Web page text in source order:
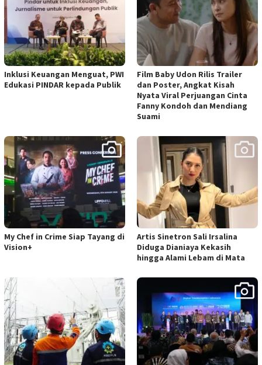
Inklusi Keuangan Menguat, PWI
Edukasi PINDAR kepada Publik
Film Baby Udon Rilis Trailer
dan Poster, Angkat Kisah
Nyata Viral Perjuangan Cinta
Fanny Kondoh dan Mendiang
Suami
My Chef in Crime Siap Tayang di
Vision+
Artis Sinetron Sali Irsalina
Diduga Dianiaya Kekasih
hingga Alami Lebam di Mata